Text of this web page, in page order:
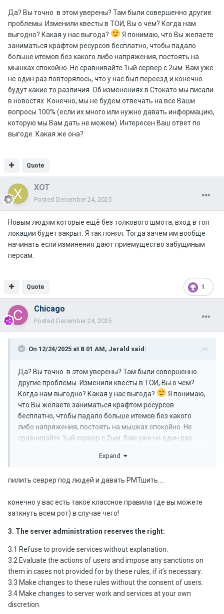
Да? Вы точно в этом уверены? Там были совершенно другие
проблемы. Изменили квесты в ТОИ, Вы о чем? Когда нам
выгодно? Какая у нас выгода?
Я понимаю, что Вы желаете
заниматься крафтом ресурсов бесплатно, чтобы падало
больше итемов без какого либо напряжения, постоять на
мышках спокойно. Не сравнивайте 1ый сервер с 2ым. Вам уже
не один раз повторялось, что у нас был переезд и конечно
будут какие то различия. Об изменениях в Стокато мы писали
в новостях. Конечно, мы не будем отвечать на все Ваши
вопросы 100% (если их много или нужно давать информацию,
которую мы Вам дать не можем). Интересен Ваш ответ по
выгоде. Какая же она?
Quote
XOT
Posted December 24, 2025
Новым людям которые ещё без толкового шмота, вход в топ
локации будет закрыт. Я так понял. Тогда зачем им вообще
начинать если изминения дают приемущество забущиным
персам.
1
Quote
Chicago
Posted December 24, 2025
On 12/24/2025 at 8:01 AM, Jerald said:
Да? Вы точно в этом уверены? Там были совершенно
другие проблемы. Изменили квесты в ТОИ, Вы о чем?
Когда нам выгодно? Какая у нас выгода?
Я понимаю,
что Вы желаете заниматься крафтом ресурсов
бесплатно, чтобы падало больше итемов без какого
либо напряжения, постоять на мышках спокойно. Не
сравнивайте 1ый сервер с 2ым. Вам уже не один раз
какие то различия. Об изменениях в Стокато мы писали
вопросы 100% (если их много или нужно давать
Интересен Ваш ответ по выгоде. Какая же она?
Expand
пилить севрер под людей и давать РМТшить....
конечно у вас есть такое классное правила где вы можете
заткнуть всем рот) в случае чего!
3. The server administration reserves the right:
3.1 Refuse to provide services without explanation.
3.2 Evaluate the actions of users and impose any sanctions on
them in cases not provided for by these rules, if it’s necessary.
3.3 Make changes to these rules without the consent of users.
3.4 Make changes to server work and services at your own
discretion.